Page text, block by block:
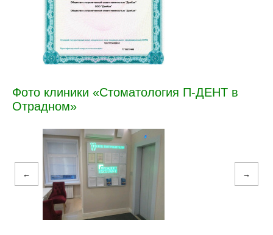
Фото клиники «Стоматология П-ДЕНТ в
Отрадном»
← →